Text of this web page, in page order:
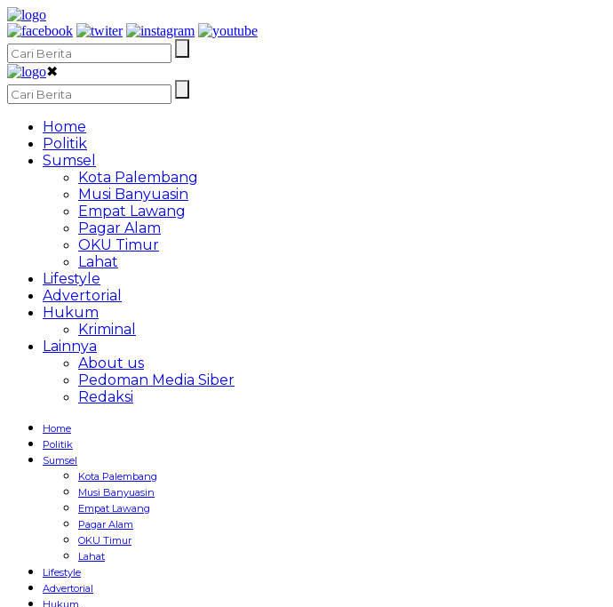
✖
Home
Politik
Sumsel
Kota Palembang
Musi Banyuasin
Empat Lawang
Pagar Alam
OKU Timur
Lahat
Lifestyle
Advertorial
Hukum
Kriminal
Lainnya
About us
Pedoman Media Siber
Redaksi
Home
Politik
Sumsel
Kota Palembang
Musi Banyuasin
Empat Lawang
Pagar Alam
OKU Timur
Lahat
Lifestyle
Advertorial
Hukum